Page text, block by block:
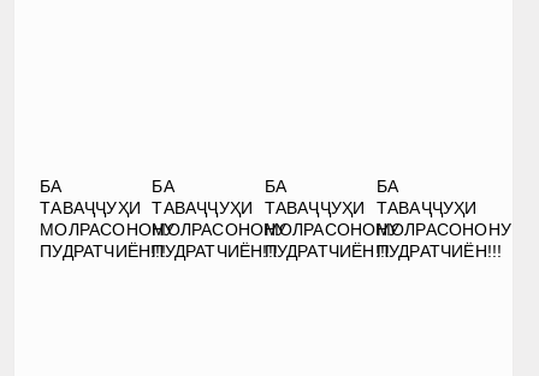
БА
ТАВАҶҶУҲИ
МОЛРАСОНОНУ
ПУДРАТЧИЁН!!!
БА
ТАВАҶҶУҲИ
МОЛРАСОНОНУ
ПУДРАТЧИЁН!!!
БА
ТАВАҶҶУҲИ
МОЛРАСОНОНУ
ПУДРАТЧИЁН!!!
БА
ТАВАҶҶУҲИ
МОЛРАСОНОНУ
ПУДРАТЧИЁН!!!